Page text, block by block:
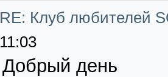
RE: Клуб любителей
11:03
Добрый день